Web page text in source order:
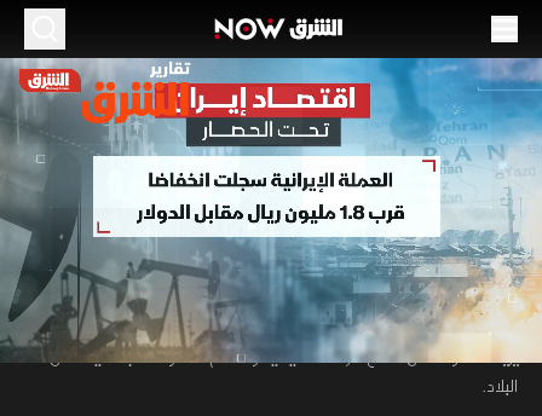
00:12 01:33
الموسم 2026
اقتصاد إيران تحت الحصار.. ضغوط متصاعدة
27 مايو 2026 01:33 أخبار
تقارير الشرق
يتعرض اقتصاد إيران لضغوط متزايدة مع استمرار الحصار المرتبط بمضيق هرمز
وتراجع الصادرات النفطية، فيما تتفاقم أزمة العملة والتضخم وارتفاع أسعار
الغذاء، وسط خسائر في النشاط التجاري والوظائف وتراجع القدرة الشرائية، ما
يزيد المخاوف من اتساع الأزمة المعيشية وتفاقم الضغوط الاجتماعية داخل
البلاد.